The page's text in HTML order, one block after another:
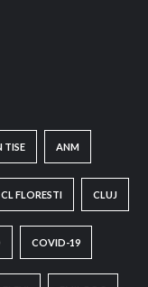
TISE ANM
CL FLORESTI CLUJ
COVID-19